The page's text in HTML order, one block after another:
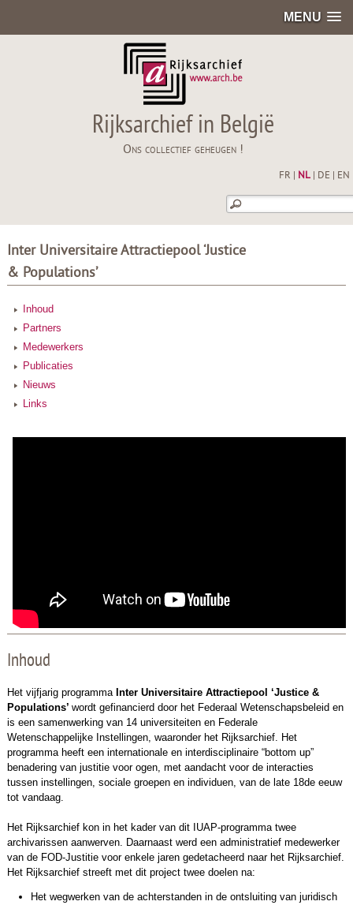
MENU
Rijksarchief in België
Ons collectief geheugen !
FR NL| DE EN
Inter Universitaire Attractiepool ‘Justice
& Populations’
Inhoud
Partners
Medewerkers
Publicaties
Nieuws
Links
Inhoud
Het vijfjarig programma Inter Universitaire Attractiepool ‘Justice &
Populations’ wordt gefinancierd door het Federaal Wetenschapsbeleid en
is een samenwerking van 14 universiteiten en Federale
Wetenschappelijke Instellingen, waaronder het Rijksarchief. Het
programma heeft een internationale en interdisciplinaire “bottom up”
benadering van justitie voor ogen, met aandacht voor de interacties
tussen instellingen, sociale groepen en individuen, van de late 18de eeuw
tot vandaag.
Het Rijksarchief kon in het kader van dit IUAP-programma twee
archivarissen aanwerven. Daarnaast werd een administratief medewerker
van de FOD-Justitie voor enkele jaren gedetacheerd naar het Rijksarchief.
Het Rijksarchief streeft met dit project twee doelen na:
Het wegwerken van de achterstanden in de ontsluiting van juridisch